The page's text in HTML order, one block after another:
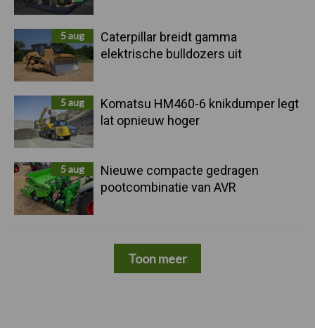
5 aug
Caterpillar breidt gamma
elektrische bulldozers uit
5 aug
Komatsu HM460-6 knikdumper legt
lat opnieuw hoger
5 aug
Nieuwe compacte gedragen
pootcombinatie van AVR
Toon meer